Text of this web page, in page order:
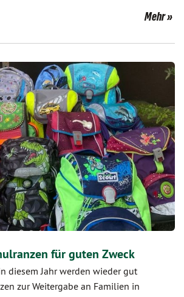
Mehr
für guten Zweck
diesem Jahr werden wieder gut
zur Weitergabe an Familien in